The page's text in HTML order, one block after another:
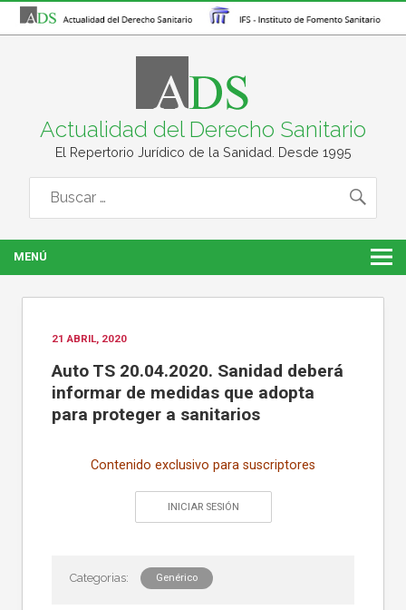
Actualidad del Derecho Sanitario
El Repertorio Jurídico de la Sanidad. Desde 1995
MENÚ
21 ABRIL, 2020
Auto TS 20.04.2020. Sanidad deberá
informar de medidas que adopta
para proteger a sanitarios
Contenido exclusivo para suscriptores
INICIAR SESIÓN
Genérico